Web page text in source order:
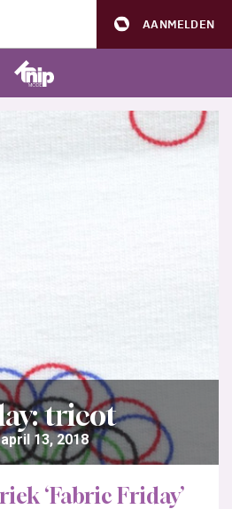
AANMELDEN
tricot
april 13, 2018
‘Fabric Friday’